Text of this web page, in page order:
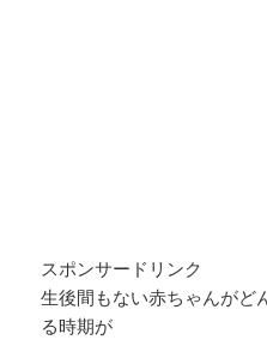
スポンサードリンク
生後間もない赤ちゃんがど
る時期が